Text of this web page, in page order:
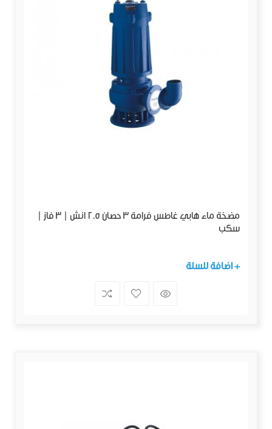
مضخة ماء هابي غاطس فرامة 3 حصان 2.5 انش | 3 فاز |
سكب
+ اضافة للسلة